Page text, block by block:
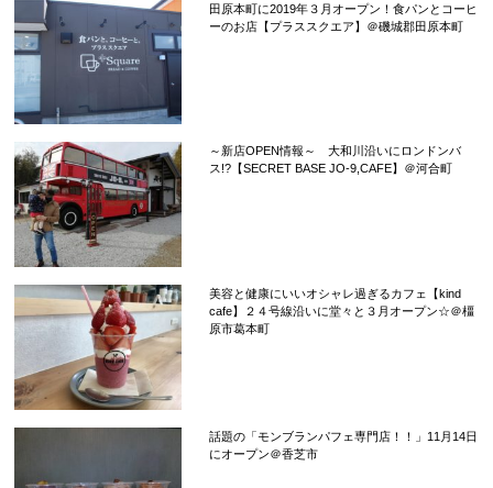
田原本町に2019年３月オープン！食パンとコーヒ
ーのお店【プラススクエア】＠磯城郡田原本町
～新店OPEN情報～ 大和川沿いにロンドンバ
ス!?【SECRET BASE JO-9,CAFE】＠河合町
美容と健康にいいオシャレ過ぎるカフェ【kind
cafe】２４号線沿いに堂々と３月オープン☆＠橿
原市葛本町
話題の「モンブランパフェ専門店！！」11月14日
にオープン＠香芝市